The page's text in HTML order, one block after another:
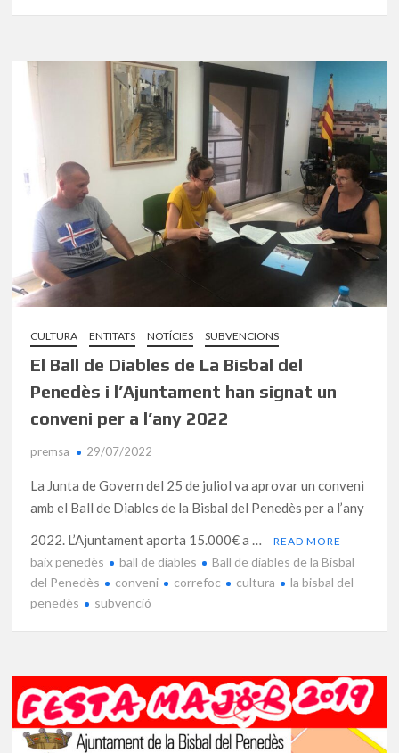
CULTURA ENTITATS NOTÍCIES SUBVENCIONS
El Ball de Diables de La Bisbal del
Penedès i l’Ajuntament han signat un
conveni per a l’any 2022
premsa 29/07/2022
La Junta de Govern del 25 de juliol va aprovar un conveni
amb el Ball de Diables de la Bisbal del Penedès per a l’any
2022. L’Ajuntament aporta 15.000€ a …
READ MORE
baix penedès ball de diables
Ball de diables de la Bisbal
del Penedès
conveni correfoc cultura
la bisbal del
penedès
subvenció